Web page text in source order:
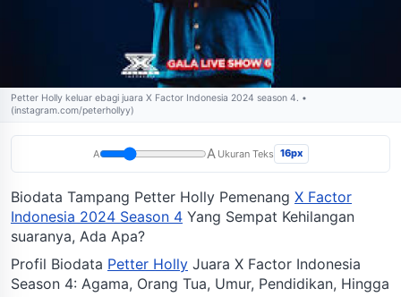
Petter Holly keluar ebagi juara X Factor Indonesia 2024 season 4. •
(instagram.com/peterhollyy)
A A Ukuran Teks 16px
Biodata Tampang Petter Holly Pemenang X Factor
Indonesia 2024 Season 4 Yang Sempat Kehilangan
suaranya, Ada Apa?
Profil Biodata Petter Holly Juara X Factor Indonesia
Season 4: Agama, Orang Tua, Umur, Pendidikan, Hingga